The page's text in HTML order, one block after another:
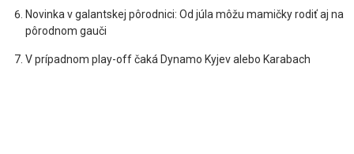
Novinka v galantskej pôrodnici: Od júla môžu mamičky rodiť aj na
pôrodnom gauči
V prípadnom play-off čaká Dynamo Kyjev alebo Karabach